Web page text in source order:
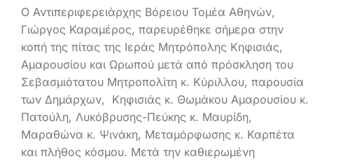
Ο Αντιπεριφερειάρχης Βόρειου Τομέα Αθηνών,
Γιώργος Καραμέρος, παρευρέθηκε σήμερα στην
κοπή της πίτας της Ιεράς Μητρόπολης Κηφισιάς,
Αμαρουσίου και Ωρωπού μετά από πρόσκληση του
Σεβασμιότατου Μητροπολίτη κ. Κύριλλου, παρουσία
των Δημάρχων, Κηφισιάς κ. Θωμάκου Αμαρουσίου κ.
Πατούλη, Λυκόβρυσης-Πεύκης κ. Μαυρίδη,
Μαραθώνα κ. Ψινάκη, Μεταμόρφωσης κ. Καρπέτα
και πλήθος κόσμου. Μετά την καθιερωμένη